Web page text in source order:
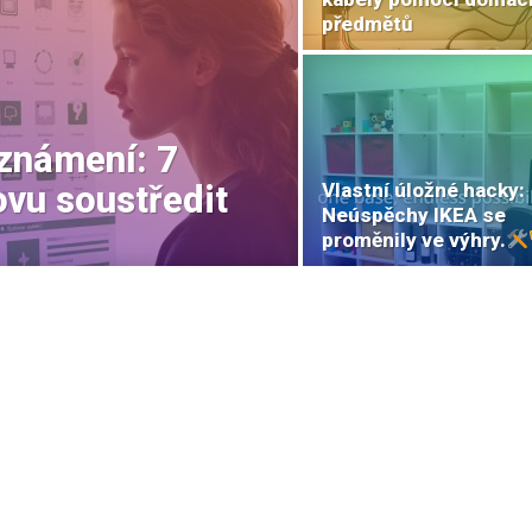
7
soustředit
předmětů
Vlastní úložné hacky:
Neúspěchy IKEA se
proměnily ve výhry.